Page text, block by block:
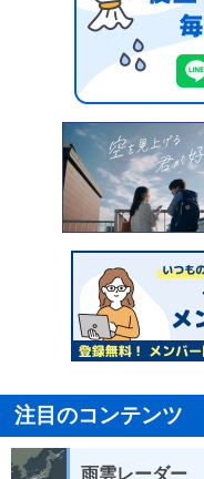
注目のコンテンツ
雨雲レーダー